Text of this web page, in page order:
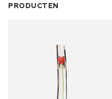
PRODUCTEN